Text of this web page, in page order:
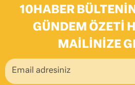
10HABER
GÜNDEM ÖZETI
MAILINIZE